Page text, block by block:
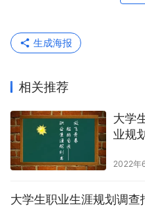
生成海报
相关推荐
大学
业规
2022年
大学生职业生涯规划调查